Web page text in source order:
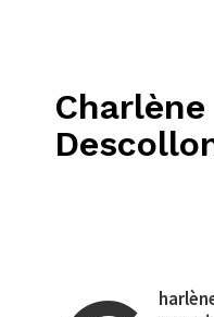
Charlène